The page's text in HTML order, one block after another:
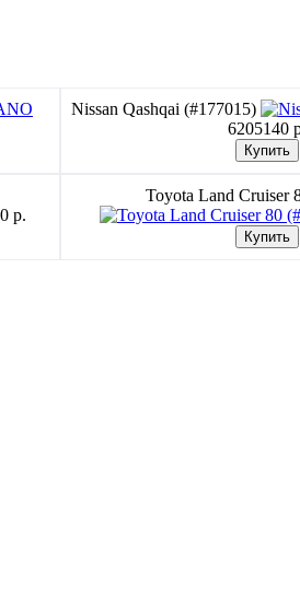
Nissan Qashqai (#177015)
6205140
p.
Toyota Land Cruiser